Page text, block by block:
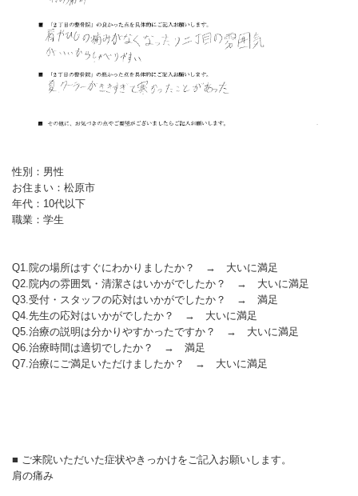
性別：男性
お住まい：松原市
年代：10代以下
職業：学生
Q1.院の場所はすぐにわかりましたか？ → 大いに満足
Q2.院内の雰囲気・清潔さはいかがでしたか？ → 大いに満足
Q3.受付・スタッフの応対はいかがでしたか？ → 満足
Q4.先生の応対はいかがでしたか？ → 大いに満足
Q5.治療の説明は分かりやすかったですか？ → 大いに満足
Q6.治療時間は適切でしたか？ → 満足
Q7.治療にご満足いただけましたか？ → 大いに満足
■ ご来院いただいた症状やきっかけをご記入お願いします。
肩の痛み